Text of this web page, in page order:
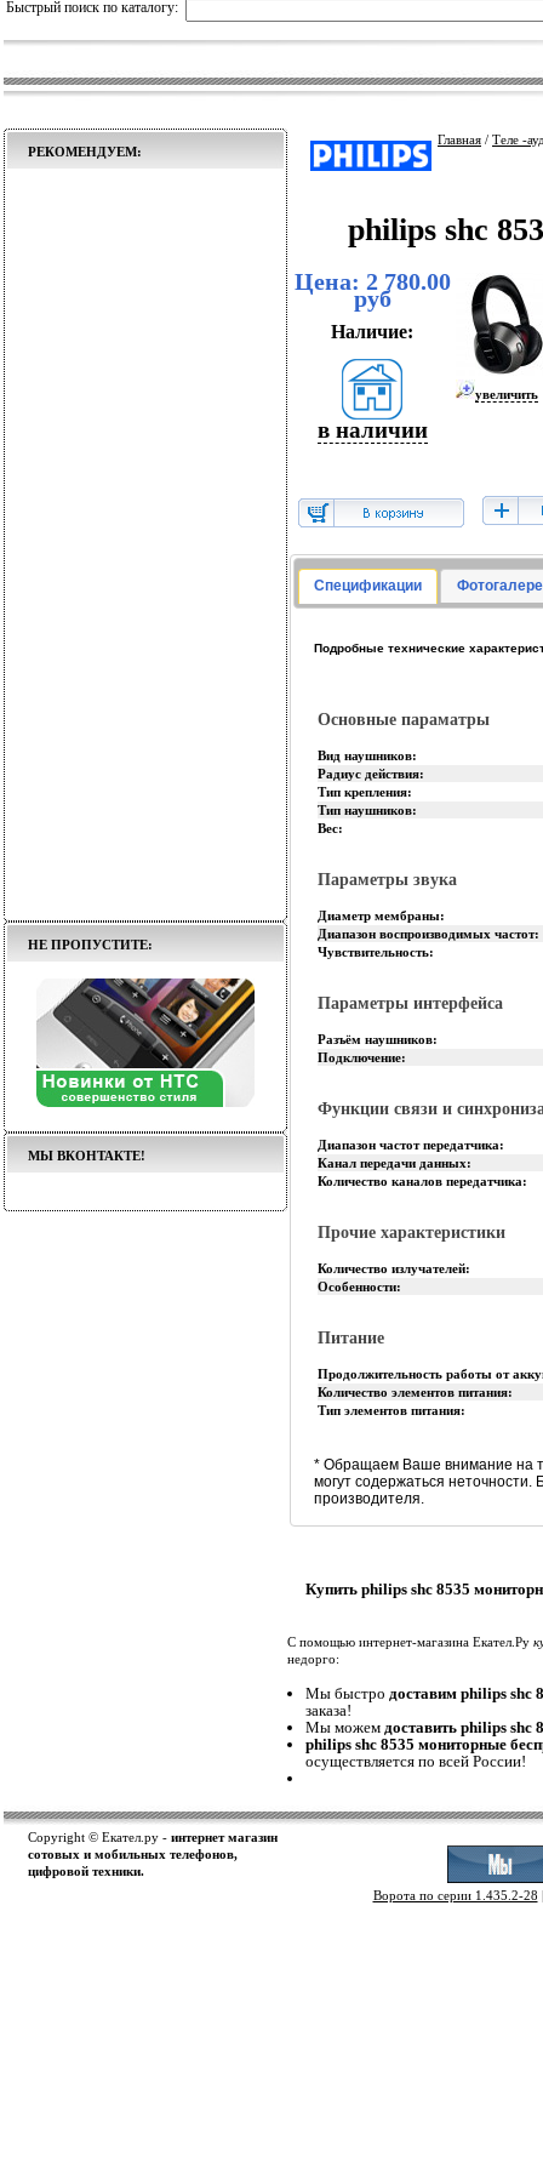
Быстрый поиск по каталогу:
РЕКОМЕНДУЕМ:
НЕ ПРОПУСТИТЕ:
МЫ ВКОНТАКТЕ!
Главная / Теле -
philips shc
Цена: 2 780.00
руб
Наличие:
в наличии
увеличить
Спецификации
Подробные технические
Основные параматры
Вид наушников:
Радиус действия:
Тип крепления:
Тип наушников:
Вес:
Параметры звука
Диаметр мембраны:
Диапазон воспроизводимых частот:
Чувствительность:
Параметры интерфейса
Разъём наушников:
Подключение:
Функции связи и
Диапазон частот передатчика:
Канал передачи данных:
Количество каналов передатчика:
Прочие характеристики
Количество излучателей:
Особенности:
Питание
Продолжительность работы от
Количество элементов питания:
Тип элементов питания:
* Обращаем Ваше внимание на
могут содержаться
производителя.
Купить philips shc 8535
С помощью интернет-магазина Екател.Ру
недорго:
Мы быстро доставим philips shc
заказа!
Мы можем доставить philips shc
philips shc 8535 мониторные
осуществляется по всей России!
Copyright © Екател.ру - интернет магазин
сотовых и мобильных телефонов,
цифровой техники.
Ворота по серии 1.435.2-28